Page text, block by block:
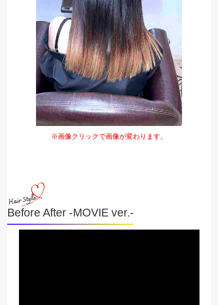
※画像クリックで画像が変わります。
Before After -MOVIE ver.-